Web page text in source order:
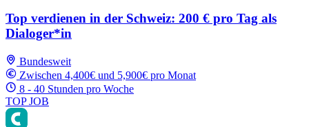
Top verdienen in der Schweiz: 200 € pro Tag als
Dialoger*in
Bundesweit
Zwischen 4,400€ und 5,900€ pro Monat
8 - 40 Stunden pro Woche
TOP JOB